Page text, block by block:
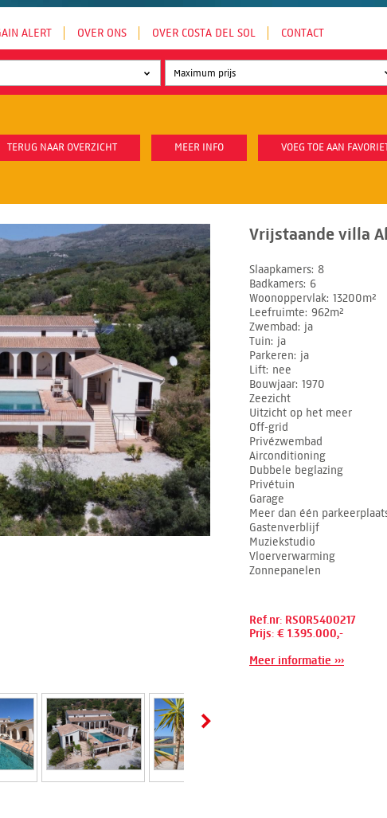
ALERT OVER ONS OVER COSTA DEL SOL CONTACT
TERUG NAAR OVERZICHT MEER INFO VOEG TOE AAN
Vrijstaande villa
Slaapkamers 8
Badkamers 6
Woonoppervlak 13200m²
Leefruimte 962m²
Zwembad
ja
Tuin ja
Parkeren ja
Lift nee
Bouwjaar 1970
Zeezicht
Uitzicht op het meer
Off-grid
Privézwembad
Airconditioning
Dubbele beglazing
Privétuin
Garage
Meer dan één
Gastenverblijf
Muziekstudio
Vloerverwarming
Zonnepanelen
Ref.nr: RSOR5400217
Prijs: € 1.395.000,-
Meer informatie ›››